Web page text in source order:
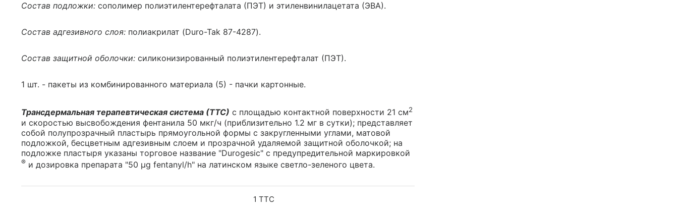
Состав подложки: сополимер полиэтилентерефталата (ПЭТ) и этиленвинилацетата (ЭВА).
Состав адгезивного слоя: полиакрилат (Duro-Tak 87-4287).
Состав защитной оболочки: силиконизированный полиэтилентерефталат (ПЭТ).
1 шт. - пакеты из комбинированного материала (5) - пачки картонные.
Трансдермальная терапевтическая система (ТТС) с площадью контактной поверхности 21 см2
и скоростью высвобождения фентанила 50 мкг/ч (приблизительно 1.2 мг в сутки); представляет
собой полупрозрачный пластырь прямоугольной формы с закругленными углами, матовой
подложкой, бесцветным адгезивным слоем и прозрачной удаляемой защитной оболочкой; на
подложке пластыря указаны торговое название "Durogesic" с предупредительной маркировкой
® и дозировка препарата "50 μg fentanyl/h" на латинском языке светло-зеленого цвета.
1 ТТС